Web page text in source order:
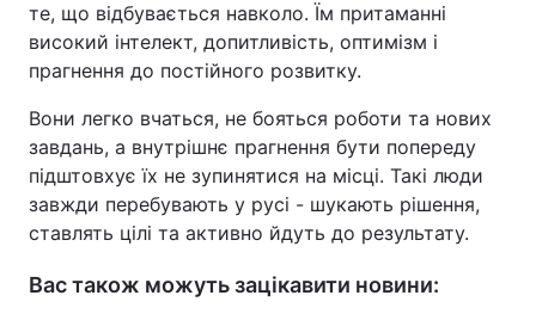
те, що відбувається навколо. Їм притаманні
високий інтелект, допитливість, оптимізм і
прагнення до постійного розвитку.
Вони легко вчаться, не бояться роботи та нових
завдань, а внутрішнє прагнення бути попереду
підштовхує їх не зупинятися на місці. Такі люди
завжди перебувають у русі - шукають рішення,
ставлять цілі та активно йдуть до результату.
Вас також можуть зацікавити новини: